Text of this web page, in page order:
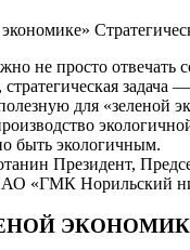
не просто отвечать
задача
для «зеленой
быть экологичным.
Президент,
«ГМК Норильский